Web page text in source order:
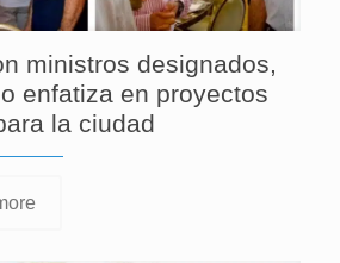
ministros designados,
enfatiza en proyectos
la ciudad